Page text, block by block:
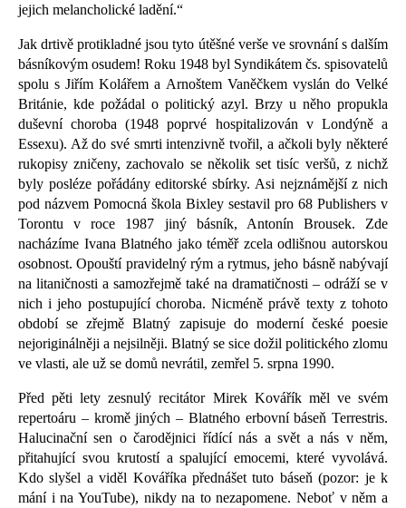
jejich melancholické ladění.“
Jak drtivě protikladné jsou tyto útěšné verše ve srovnání s dalším
básníkovým osudem! Roku 1948 byl Syndikátem čs. spisovatelů
spolu s Jiřím Kolářem a Arnoštem Vaněčkem vyslán do Velké
Británie, kde požádal o politický azyl. Brzy u něho propukla
duševní choroba (1948 poprvé hospitalizován v Londýně a
Essexu). Až do své smrti intenzivně tvořil, a ačkoli byly některé
rukopisy zničeny, zachovalo se několik set tisíc veršů, z nichž
byly posléze pořádány editorské sbírky. Asi nejznámější z nich
pod názvem Pomocná škola Bixley sestavil pro 68 Publishers v
Torontu v roce 1987 jiný básník, Antonín Brousek. Zde
nacházíme Ivana Blatného jako téměř zcela odlišnou autorskou
osobnost. Opouští pravidelný rým a rytmus, jeho básně nabývají
na litaničnosti a samozřejmě také na dramatičnosti – odráží se v
nich i jeho postupující choroba. Nicméně právě texty z tohoto
období se zřejmě Blatný zapisuje do moderní české poesie
nejoriginálněji a nejsilněji. Blatný se sice dožil politického zlomu
ve vlasti, ale už se domů nevrátil, zemřel 5. srpna 1990.
Před pěti lety zesnulý recitátor Mirek Kovářík měl ve svém
repertoáru – kromě jiných – Blatného erbovní báseň Terrestris.
Halucinační sen o čarodějnici řídící nás a svět a nás v něm,
přitahující svou krutostí a spalující emocemi, které vyvolává.
Kdo slyšel a viděl Kováříka přednášet tuto báseň (pozor: je k
mání i na YouTube), nikdy na to nezapomene. Neboť v něm a